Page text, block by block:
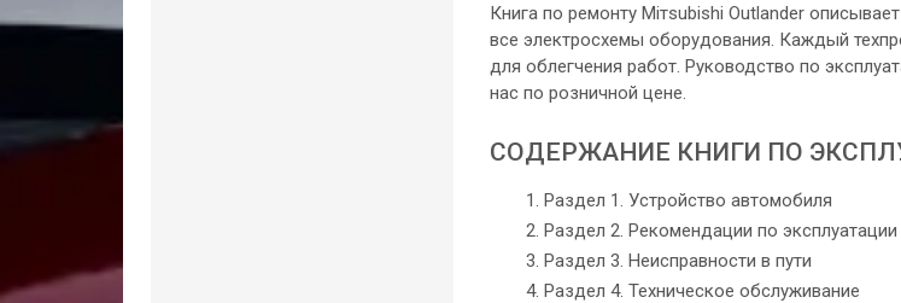
Книга по ремонту Miтsubishi Outlander
все электросхемы оборудования. Каждый
для облегчения работ. Pуководство по
нас по розничной цене.
СОДЕРЖАНИЕ КНИГИ ПО
Раздел 1. Устройство автомобиля
Раздел 2. Рекомендации по эксплуатации
Раздел 3. Неисправности в пути
Раздел 4. Техническое обслуживание